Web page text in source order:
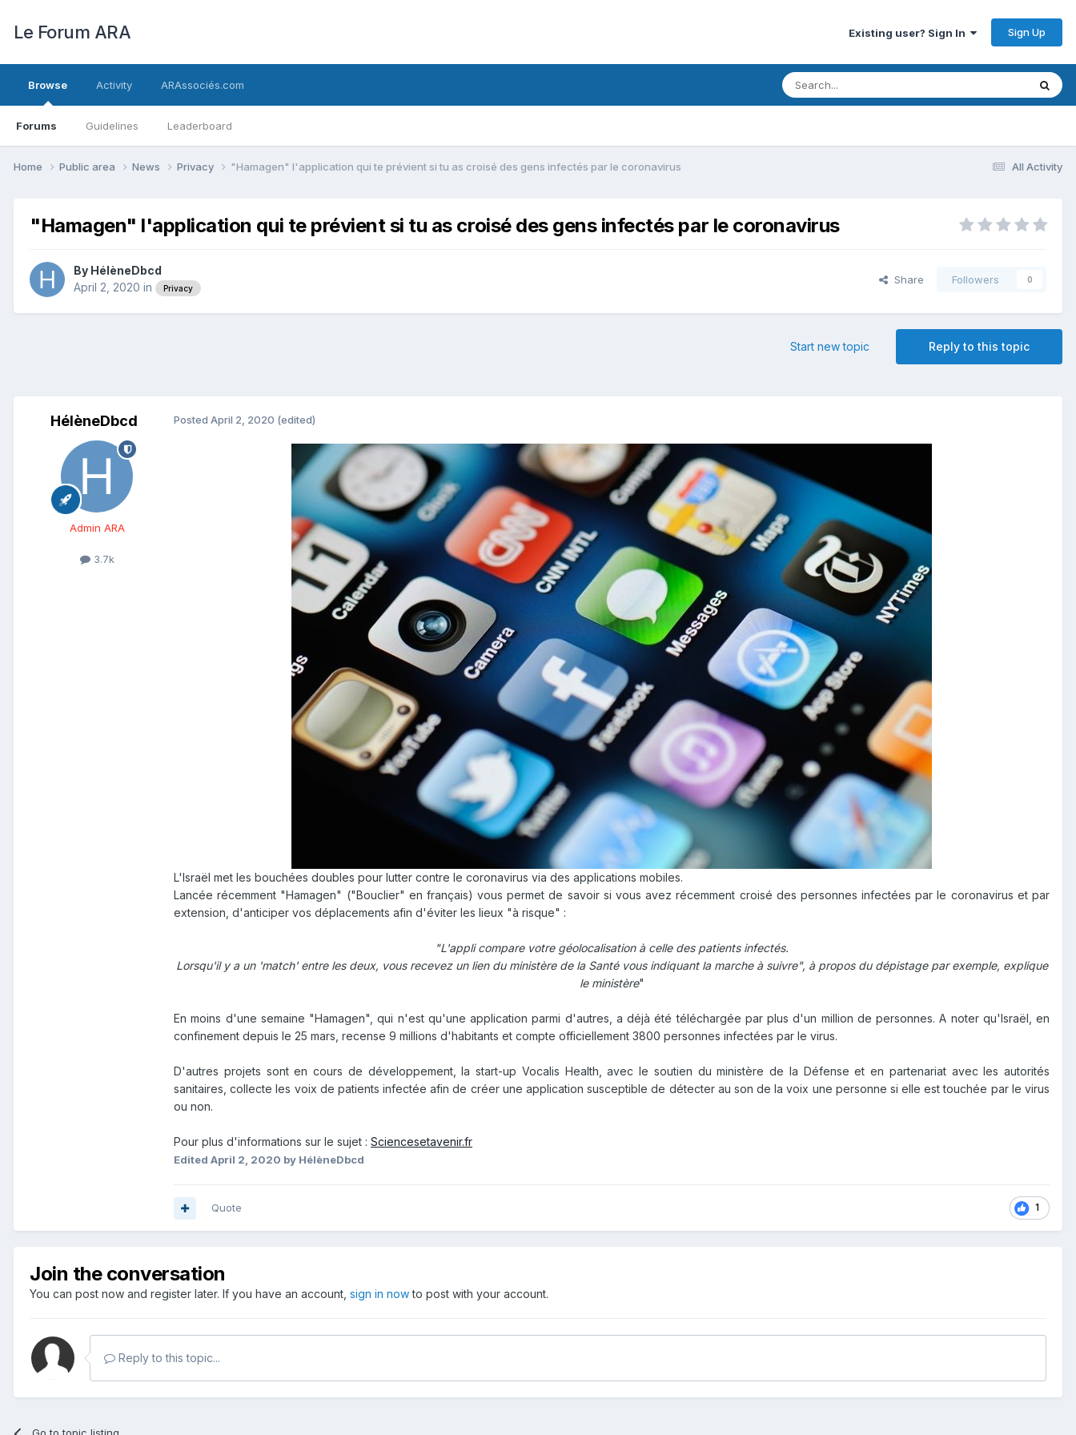
Le Forum ARA Existing user? Sign In Sign Up
Browse
Forums Guidelines Leaderboard
Activity ARAssociés.com
All Activity
Home Public area News Privacy "Hamagen" l'application qui te prévient si tu as croisé des gens infectés par le coronavirus
"Hamagen" l'application qui te prévient si tu as croisé des gens infectés par le coronavirus
By HélèneDbcd
April 2, 2020 in Privacy
Share Followers 0
Reply to this topic
Start new topic
HélèneDbcd
Admin ARA
3.7k
Posted April 2, 2020 (edited)
L'Israël met les bouchées doubles pour lutter contre le coronavirus via des applications mobiles.
Lancée récemment "Hamagen" ("Bouclier" en français) vous permet de savoir si vous avez récemment croisé des personnes infectées par le coronavirus et par
extension, d'anticiper vos déplacements afin d'éviter les lieux "à risque" :
"L'appli compare votre géolocalisation à celle des patients infectés.
Lorsqu'il y a un 'match' entre les deux, vous recevez un lien du ministère de la Santé vous indiquant la marche à suivre", à propos du dépistage par exemple, explique
le ministère"
En moins d'une semaine "Hamagen", qui n'est qu'une application parmi d'autres, a déjà été téléchargée par plus d'un million de personnes. A noter qu'Israël, en
confinement depuis le 25 mars, recense 9 millions d'habitants et compte officiellement 3800 personnes infectées par le virus.
D'autres projets sont en cours de développement, la start-up Vocalis Health, avec le soutien du ministère de la Défense et en partenariat avec les autorités
sanitaires, collecte les voix de patients infectée afin de créer une application susceptible de détecter au son de la voix une personne si elle est touchée par le virus
ou non.
Pour plus d'informations sur le sujet : Sciencesetavenir.fr
Edited April 2, 2020 by HélèneDbcd
1
Quote
Join the conversation
You can post now and register later. If you have an account, sign in nowto post with your account.
Reply to this topic...